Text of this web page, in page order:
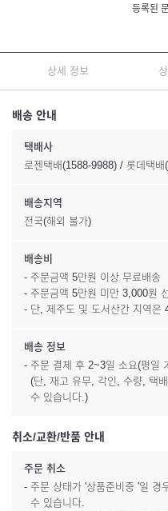
등록된
상세 정보
배송 안내
택배사
로젠택배(1588-9988) / 롯데택
배송지역
전국(해외 불가)
배송비
- 주문금액 5만원 이상 무료배송
- 주문금액 5만원 미만 3,000원
- 단, 제주도 및 도서산간 지역은
배송 정보
- 주문 결제 후 2~3일 소요(평일
(단, 재고 유무, 각인, 수량, 택
수 있습니다.)
취소/교환/반품 안내
주문 취소
- 주문 상태가 '상품준비중 '일 경
수 있습니다.